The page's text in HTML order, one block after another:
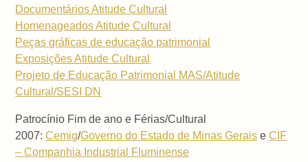
Documentários Atitude Cultural
Homenageados Atitude Cultural
Peças gráficas de educação patrimonial
Exposições Atitude Cultural
Projeto de Educação Patrimonial MAS/Atitude
Cultural/SESI DN
Patrocínio Fim de ano e Férias/Cultural
2007:Cemig/Governo do Estado de Minas Gerais eCIF
– Companhia Industrial Fluminense